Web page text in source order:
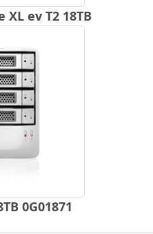
XL ev T2 18TB
0G01871